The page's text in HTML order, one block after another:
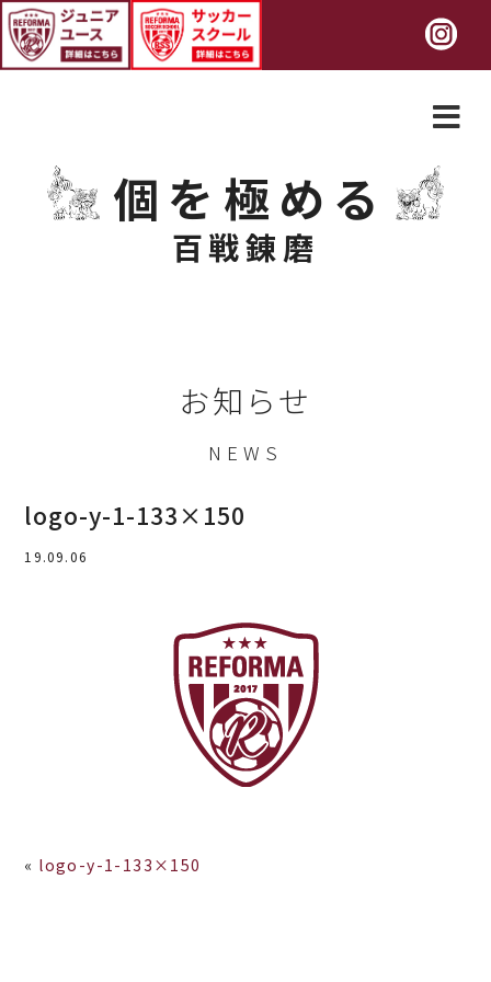
個を極める
百戦錬磨
お知らせ
NEWS
logo-y-1-133×150
19.09.06
« logo-y-1-133×150